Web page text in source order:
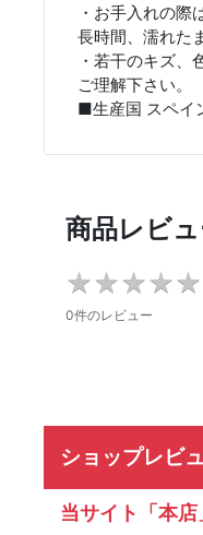
・お手入れの際
長時間、濡れた
・若干のキズ、
ご理解下さい。
■生産国 スペ
商品レビ
★ ★ ★ ★ ★
★ ★ ★ ★ ★
0件のレビュー
ショップレビ
当サイト「本